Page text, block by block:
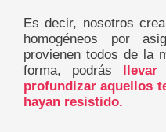
Es decir, nosotros
homogéneos por
provienen todos de la
forma, podrás
profundizar aquellos
hayan resistido.